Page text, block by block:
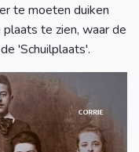
te moeten duiken
te zien, waar de
'Schuilplaats'.